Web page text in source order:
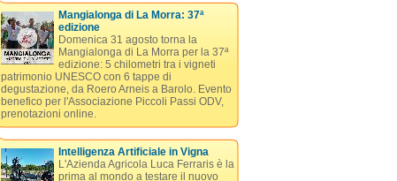
Mangialonga di La Morra: 37ª
edizione
Domenica 31 agosto torna la
Mangialonga di La Morra per la 37ª
edizione: 5 chilometri tra i vigneti
patrimonio UNESCO con 6 tappe di
degustazione, da Roero Arneis a Barolo. Evento
benefico per l'Associazione Piccoli Passi ODV,
prenotazioni online.
Intelligenza Artificiale in Vigna
L'Azienda Agricola Luca Ferraris è la
prima al mondo a testare il nuovo